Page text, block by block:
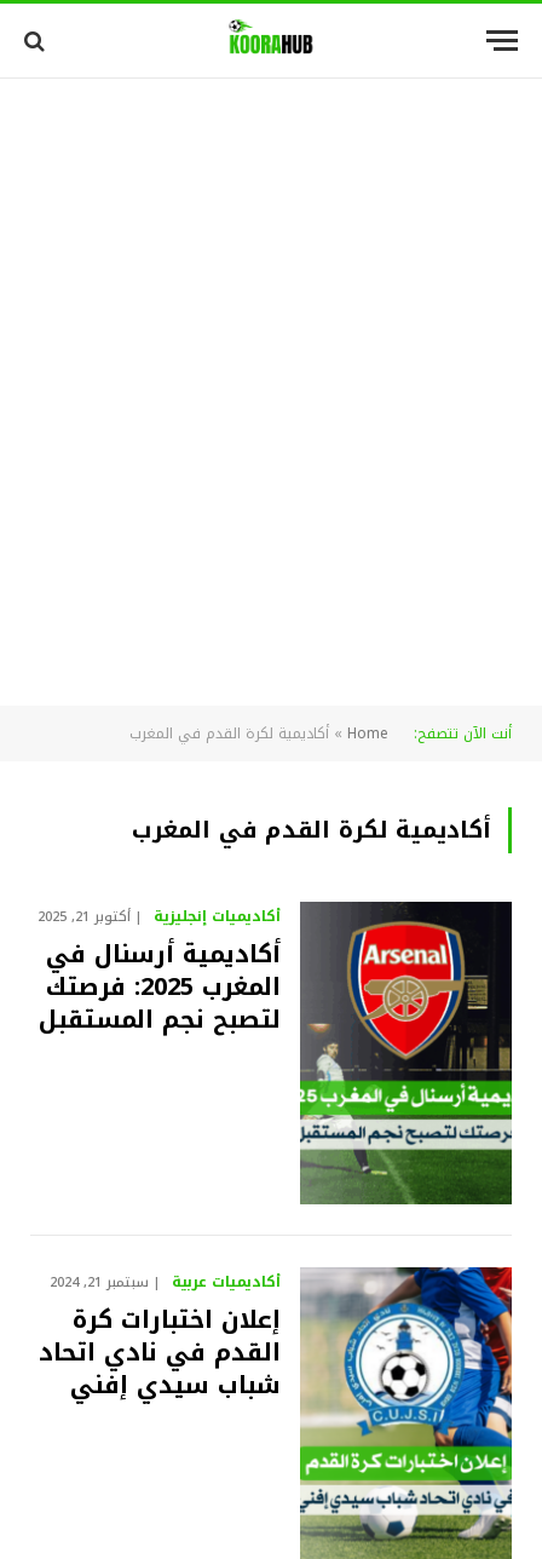
أنت الآن تتصفح: Home
» أكاديمية لكرة القدم في المغرب
أكاديمية لكرة القدم في المغرب
أكاديميات إنجليزية أكتوبر 21, 2025
أكاديمية أرسنال في
المغرب 2025: فرصتك
لتصبح نجم المستقبل
أكاديميات عربية سبتمبر 21, 2024
إعلان اختبارات كرة
القدم في نادي اتحاد
شباب سيدي إفني